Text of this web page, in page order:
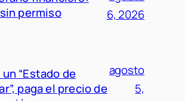
permiso
6, 2026
“Estado de
paga el precio de
agosto
5,